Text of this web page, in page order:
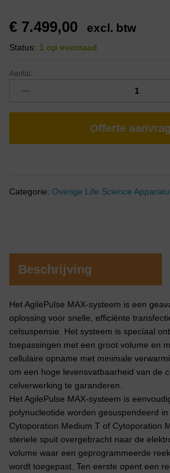
€ 7.499,00 excl. btw
Status: 1 op voorraad
Aantal:
Offerte
Categorie: Overige Life Science
Beschrijving
Het AgilePulse MAX-systeem is een
oplossing voor snelle, efficiënte
celsuspensie. Het systeem is speciaal
toepassingen met een groot volume en
cellulaire opname met minimale
om een hoge levensvatbaarheid van de
celverwerking te garanderen.
Het AgilePulse MAX-systeem is
polynucleotide worden gesuspendeerd
Cytoporation Medium T of Cytoporation
steriele spuit overgebracht naar de
volume waar een geprogrammeerde
wordt toegepast. Ten eerste opent een